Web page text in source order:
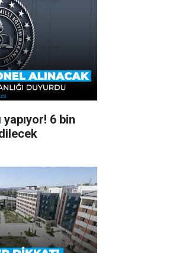
yapıyor! 6 bin